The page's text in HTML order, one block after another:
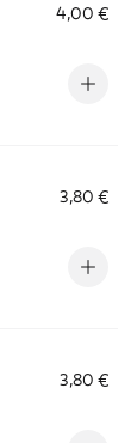
4,00 €
3,80 €
3,80 €